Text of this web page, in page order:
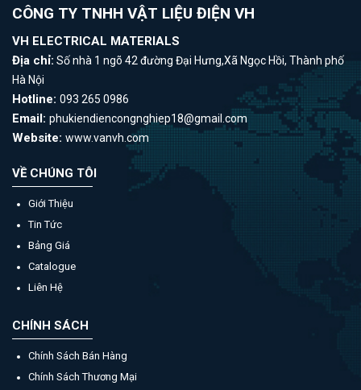
CÔNG TY TNHH VẬT LIỆU ĐIỆN VH
VH ELECTRICAL MATERIALS
Địa chỉ: Số nhà 1 ngõ 42 đường Đại Hưng,Xã Ngọc Hồi, Thành phố
Hà Nội
Hotline: 093 265 0986
Email: phukiendiencongnghiep18@gmail.com
Website: www.vanvh.com
VỀ CHÚNG TÔI
Giới Thiệu
Tin Tức
Bảng Giá
Catalogue
Liên Hệ
CHÍNH SÁCH
Chính Sách Bán Hàng
Chính Sách Thương Mại